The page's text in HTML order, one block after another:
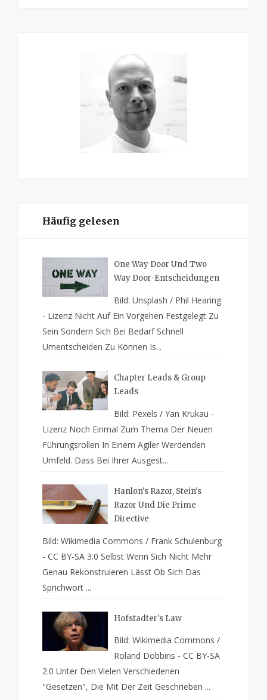
Häufig gelesen
One Way Door Und Two
Way Door-Entscheidungen
Bild: Unsplash / Phil Hearing
- Lizenz Nicht Auf Ein Vorgehen Festgelegt Zu
Sein Sondern Sich Bei Bedarf Schnell
Umentscheiden Zu Können Is...
Chapter Leads & Group
Leads
Bild: Pexels / Yan Krukau -
Lizenz Noch Einmal Zum Thema Der Neuen
Führungsrollen In Einem Agiler Werdenden
Umfeld. Dass Bei Ihrer Ausgest...
Hanlon's Razor, Stein's
Razor Und Die Prime
Directive
Bild: Wikimedia Commons / Frank Schulenburg
- CC BY-SA 3.0 Selbst Wenn Sich Nicht Mehr
Genau Rekonstruieren Lässt Ob Sich Das
Sprichwort ...
Hofstadter's Law
Bild: Wikimedia Commons /
Roland Dobbins - CC BY-SA
2.0 Unter Den Vielen Verschiedenen
"Gesetzen", Die Mit Der Zeit Geschrieben ...